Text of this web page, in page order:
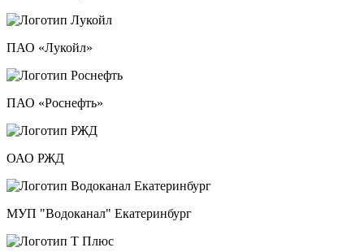
ПАО «Лукойл»
ПАО «Роснефть»
ОАО РЖД
МУП "Водоканал" Екатеринбург